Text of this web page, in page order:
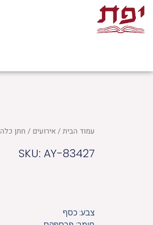
דילוג
לתוכן
עמוד הבית/אירועים / חתן כלה
SKU: AY-83427
צבע: כסף